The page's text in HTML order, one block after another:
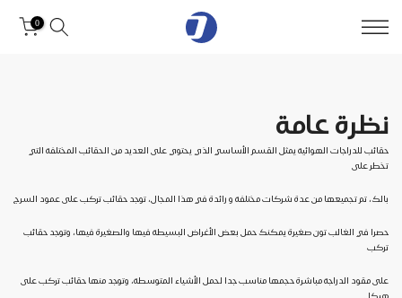
0
نظرة عامة
حقائب للدراجات الهوائية يمثل القسم الأساسي الذي يحتوي على العديد من الحقائب المختلفة التي
تخطر على
بالك، تم تجميعها من عدة شركات مختلفة و رائدة في هذا المجال، توجد حقائب تركب على عمود السرج
حصرا في الغالب تون صغيرة يمكنك حمل بعض الأغراض البسيطة فيها والصغيرة فيها، وتوجد حقائب
تركب
على مقود الدراجة مباشرة حجمها مناسب جدا لحمل الأشياء المتوسطة، وتوجد منها حقائب تركب على
هيكل